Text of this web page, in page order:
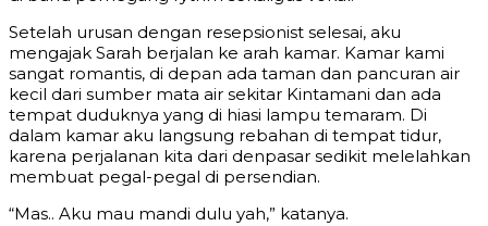
Setelah urusan dengan resepsionist selesai, aku
mengajak Sarah berjalan ke arah kamar. Kamar kami
sangat romantis, di depan ada taman dan pancuran air
kecil dari sumber mata air sekitar Kintamani dan ada
tempat duduknya yang di hiasi lampu temaram. Di
dalam kamar aku langsung rebahan di tempat tidur,
karena perjalanan kita dari denpasar sedikit melelahkan
membuat pegal-pegal di persendian.
“Mas.. Aku mau mandi dulu yah,” katanya.